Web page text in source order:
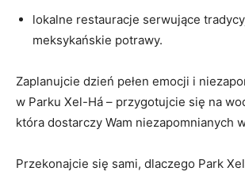
lokalne restauracje​ serwujące
⁢meksykańskie potrawy.
Zaplanujcie dzień pełen⁢ emocji⁣ i
w Parku Xel-Há‌ – przygotujcie się na
która‍ dostarczy ⁤Wam​ niezapomnianych
Przekonajcie się sami, dlaczego Park